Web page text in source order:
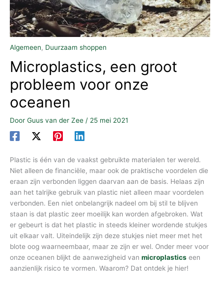
Algemeen, Duurzaam shoppen
Microplastics, een groot
probleem voor onze
oceanen
Door Guus van der Zee / 25 mei 2021
Plastic is één van de vaakst gebruikte materialen ter wereld.
Niet alleen de financiële, maar ook de praktische voordelen die
eraan zijn verbonden liggen daarvan aan de basis. Helaas zijn
aan het talrijke gebruik van plastic niet alleen maar voordelen
verbonden. Een niet onbelangrijk nadeel om bij stil te blijven
staan is dat plastic zeer moeilijk kan worden afgebroken. Wat
er gebeurt is dat het plastic in steeds kleiner wordende stukjes
uit elkaar valt. Uiteindelijk zijn deze stukjes niet meer met het
blote oog waarneembaar, maar ze zijn er wel. Onder meer voor
onze oceanen blijkt de aanwezigheid van microplastics een
aanzienlijk risico te vormen. Waarom? Dat ontdek je hier!